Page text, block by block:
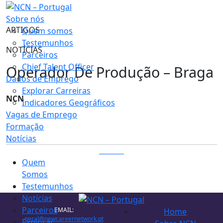
Sobre nós
Quem somos
Testemunhos
Parceiros
Chief Talent Officer
Dados de Emprego
Explorar Carreiras
Indicadores Geográficos
Vagas de Emprego
Formação
Notícias
Quem
Somos
Testemunhos
Notícias
Parceiros
ARTIGOS
NOTÍCIAS
Operador De Produção – Braga
NCN
EMAIL:
geral@newcareernetwork.pt
Home